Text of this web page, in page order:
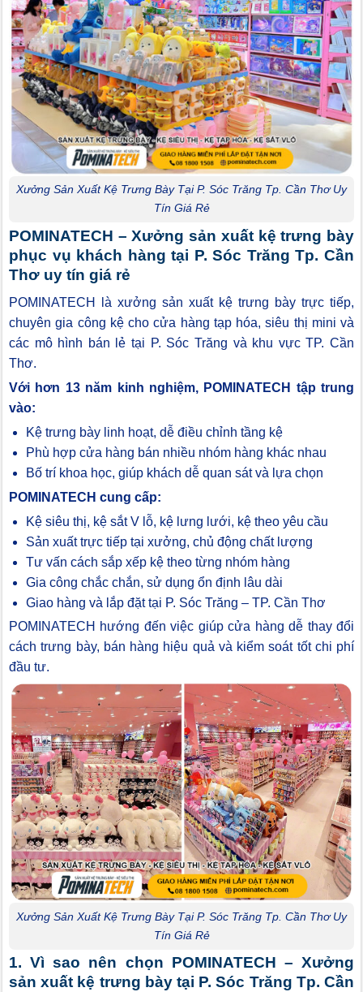
Xưởng Sản Xuất Kệ Trưng Bày Tại P. Sóc Trăng Tp. Cần Thơ Uy
Tín Giá Rẻ
POMINATECH – Xưởng sản xuất kệ trưng bày
phục vụ khách hàng tại P. Sóc Trăng Tp. Cần
Thơ uy tín giá rẻ
POMINATECH là xưởng sản xuất kệ trưng bày trực tiếp,
chuyên gia công kệ cho cửa hàng tạp hóa, siêu thị mini và
các mô hình bán lẻ tại P. Sóc Trăng và khu vực TP. Cần
Thơ.
Với hơn 13 năm kinh nghiệm, POMINATECH tập trung
vào:
Kệ trưng bày linh hoạt, dễ điều chỉnh tầng kệ
Phù hợp cửa hàng bán nhiều nhóm hàng khác nhau
Bố trí khoa học, giúp khách dễ quan sát và lựa chọn
POMINATECH cung cấp:
Kệ siêu thị, kệ sắt V lỗ, kệ lưng lưới, kệ theo yêu cầu
Sản xuất trực tiếp tại xưởng, chủ động chất lượng
Tư vấn cách sắp xếp kệ theo từng nhóm hàng
Gia công chắc chắn, sử dụng ổn định lâu dài
Giao hàng và lắp đặt tại P. Sóc Trăng – TP. Cần Thơ
POMINATECH hướng đến việc giúp cửa hàng dễ thay đổi
cách trưng bày, bán hàng hiệu quả và kiểm soát tốt chi phí
đầu tư.
Xưởng Sản Xuất Kệ Trưng Bày Tại P. Sóc Trăng Tp. Cần Thơ Uy
Tín Giá Rẻ
1. Vì sao nên chọn POMINATECH – Xưởng
sản xuất kệ trưng bày tại P. Sóc Trăng Tp. Cần